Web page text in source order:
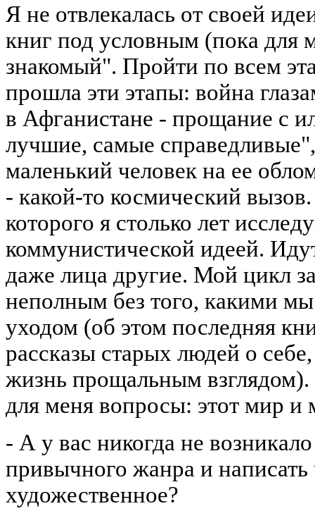
Я не отвлекалась от своей
книг под условным (пока для
знакомый". Пройти по всем
прошла эти этапы: война
в Афганистане - прощание с
лучшие, самые
маленький человек на ее
- какой-то космический
которого я столько лет
коммунистической идеей.
даже лица другие. Мой цикл
неполным без того, какими
уходом (об этом последняя
рассказы старых людей о
жизнь прощальным
для меня вопросы: этот мир и
- А у вас никогда не
привычного жанра и написать
художественное?